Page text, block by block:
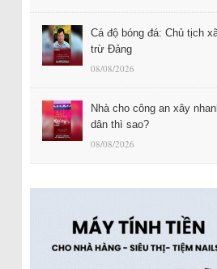
Cá độ bóng đá: Chủ tịch
trừ Đảng
08/08/2026
Nhà cho công an xây
dân thì sao?
08/08/2026